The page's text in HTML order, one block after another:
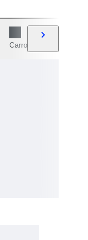
Carros e motos